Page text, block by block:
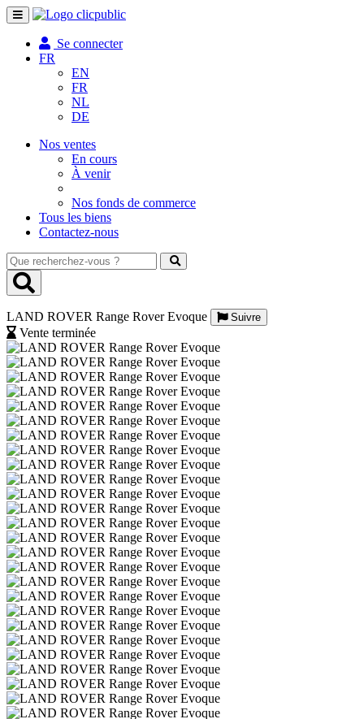
Toggle
navigation
Se connecter
FR
EN
FR
NL
DE
Nos ventes
En cours
À venir
Nos fonds de commerce
Tous les biens
Contactez-nous
Que
recherchez-
vous
LAND ROVER Range Rover Evoque
Suivre
Vente terminée